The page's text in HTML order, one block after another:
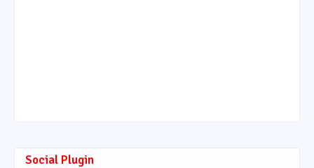
Social Plugin